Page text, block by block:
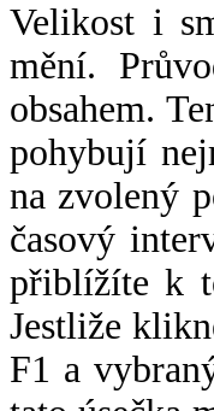
Velikost i
mění.
obsahem.
pohybují
na zvolený
časový
přiblížíte k
Jestliže
F1 a